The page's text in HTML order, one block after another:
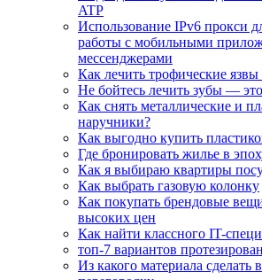
ATP
Использование IPv6 прокси
работы с мобильными
мессенджерами
Как лечить трофические
Не бойтесь лечить зубы —
Как снять металлические и
наручники?
Как выгодно купить
Где бронировать жилье в
Как я выбираю квартиры
Как выбрать газовую колонку
Как покупать брендовые
высоких цен
Как найти классного IT-
топ-7 вариантов
Из какого материала сделать